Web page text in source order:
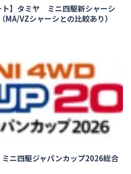
ト】タミヤ ミニ四駆新シャーシ
MA/VZシャーシとの比較あり）
ニ四駆ジャパンカップ2026総合